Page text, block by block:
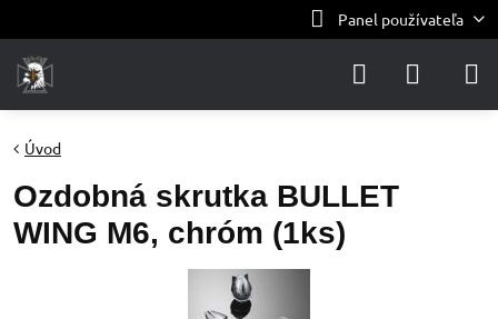
Panel používateľa
Úvod
Ozdobná skrutka BULLET
WING M6, chróm (1ks)